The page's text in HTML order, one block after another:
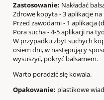
Zastosowanie: Nakładać
Zdrowe kopyta - 3 aplikacje
Przed zawodami - 1 aplikacja
Pora sucha - 4-5 aplikacji na
W przypadku zbyt suchych
osiem dni, w następujący
wysuszyć, pokryć balsamem.
Warto poradzić się kowala.
Opakowanie: plastikowe